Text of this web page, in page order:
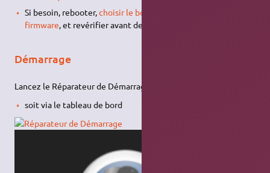
Si besoin, rebooter,choisir le bon paramètre dans le
firmware, et revérifier avant de passer à la suite.
Démarrage
Lancez le Réparateur de Démarrage
soit via le tableau de bord